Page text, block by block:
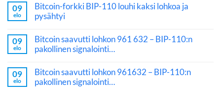
09
elo
Bitcoin-forkki BIP-110 louhi kaksi lohkoa ja
pysähtyi
09
elo
Bitcoin saavutti lohkon 961 632 – BIP-110:n
pakollinen signalointi…
09
elo
Bitcoin saavutti lohkon 961632 – BIP-110:n
pakollinen signalointi…